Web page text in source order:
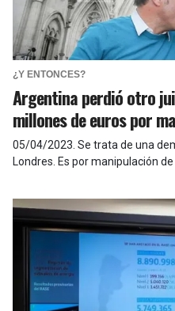
¿Y ENTONCES?
Argentina perdió otro
millones de euros por
05/04/2023 Se trata de una
Londres. Es por manipulación